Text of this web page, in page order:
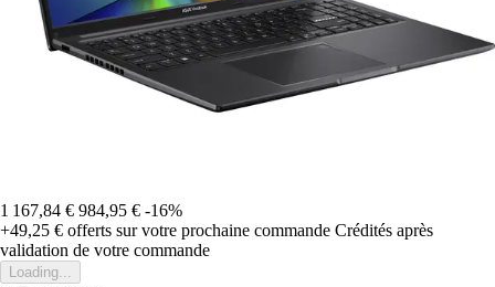
1 167,84 € 984,95 € -16%
+49,25 € offerts sur votre prochaine commande Crédités après
validation de votre commande
Loading...